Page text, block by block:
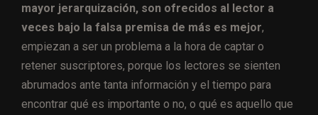
mayor jerarquización, son ofrecidos al lector a
veces bajo la falsa premisa de más es mejor,
empiezan a ser un problema a la hora de captar o
retener suscriptores, porque los lectores se sienten
abrumados ante tanta información y el tiempo para
encontrar qué es importante o no, o qué es aquello que